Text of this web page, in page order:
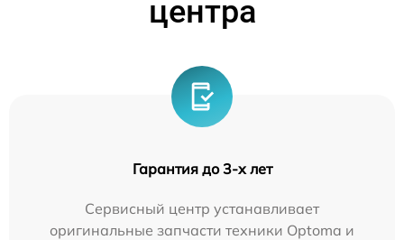
центра
Гарантия до 3-х лет
Сервисный центр устанавливает
оригинальные запчасти техники Optoma и